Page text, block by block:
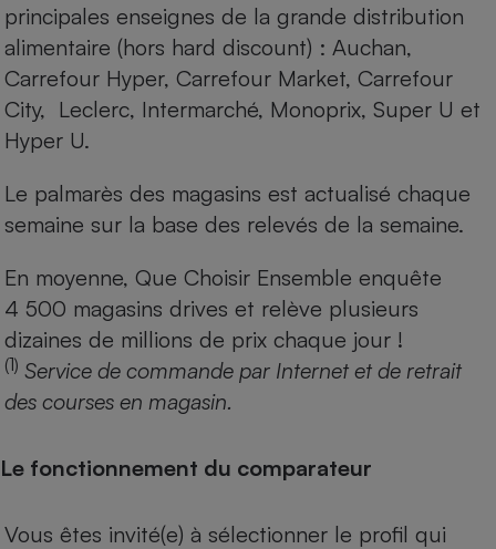
principales enseignes de la grande distribution
alimentaire (hors hard discount) : Auchan,
Carrefour Hyper, Carrefour Market, Carrefour
City, Leclerc, Intermarché, Monoprix, Super U et
Hyper U.
Le palmarès des magasins est actualisé chaque
semaine sur la base des relevés de la semaine.
En moyenne, Que Choisir Ensemble enquête
4 500 magasins drives et relève plusieurs
dizaines de millions de prix chaque jour !
(1) Service de commande par Internet et de retrait
des courses en magasin.
Le fonctionnement du comparateur
Vous êtes invité(e) à sélectionner le profil qui